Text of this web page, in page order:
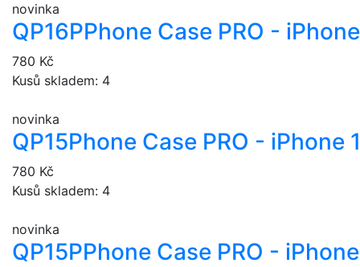
novinka
QP16PPhone Case PRO -
780 Kč
Kusů skladem: 4
novinka
QP15Phone Case PRO - iPhone
780 Kč
Kusů skladem: 4
novinka
QP15PPhone Case PRO -